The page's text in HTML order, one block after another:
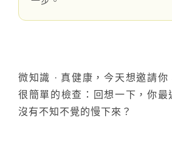
微知識 · 真健康，今天想邀請你
很簡單的檢查：回想一下，你最
沒有不知不覺的慢下來？